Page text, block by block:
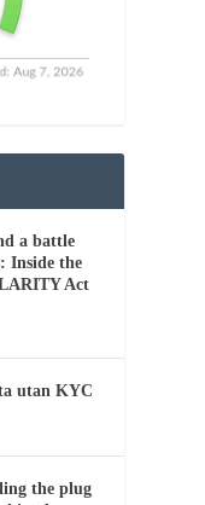
a battle
Inside the
Act
utan KYC
the plug